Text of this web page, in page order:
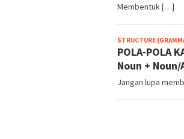
Membentuk […]
STRUCTURE
POLA-POLA
Noun +
Jangan lupa